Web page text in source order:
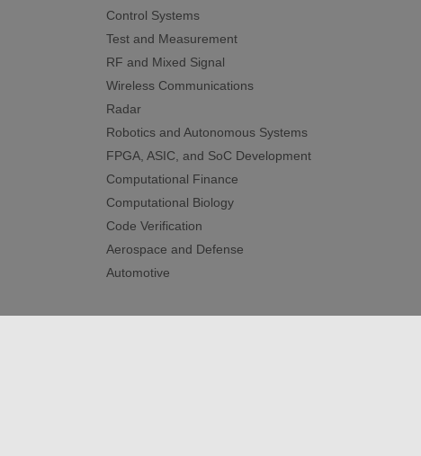
Control Systems
Test and Measurement
RF and Mixed Signal
Wireless Communications
Radar
Robotics and Autonomous Systems
FPGA, ASIC, and SoC Development
Computational Finance
Computational Biology
Code Verification
Aerospace and Defense
Automotive